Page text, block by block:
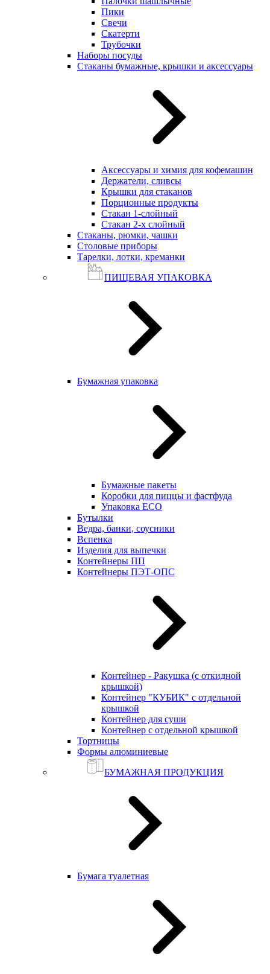
Пики
Свечи
Скатерти
Трубочки
Наборы посуды
Стаканы бумажные, крышки и аксессуары
Аксессуары и химия для кофемашин
Держатели, сливсы
Крышки для стаканов
Порционные продукты
Стакан 1-слойный
Стакан 2-х слойный
Стаканы, рюмки, чашки
Столовые приборы
Тарелки, лотки, креманки
ПИЩЕВАЯ УПАКОВКА
Бумажная упаковка
Бумажные пакеты
Коробки для пиццы и фастфуда
Упаковка ECO
Бутылки
Ведра, банки, соусники
Вспенка
Изделия для выпечки
Контейнеры ПП
Контейнеры ПЭТ-ОПС
Контейнер - Ракушка (с откидной
крышкой)
Контейнер "КУБИК" с отдельной
крышкой
Контейнер для суши
Контейнер с отдельной крышкой
Тортницы
Формы алюминиевые
БУМАЖНАЯ ПРОДУКЦИЯ
Бумага туалетная